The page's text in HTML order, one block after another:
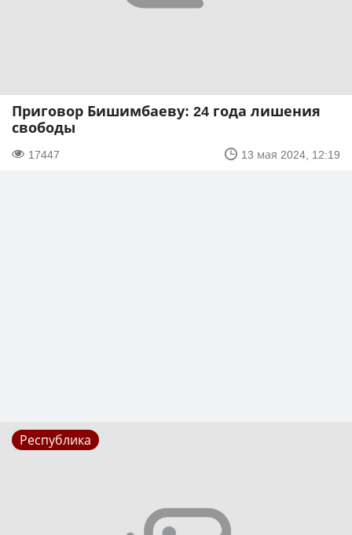
Приговор Бишимбаеву: 24 года лишения
свободы
17447 13 мая 2024, 12:19
Республика